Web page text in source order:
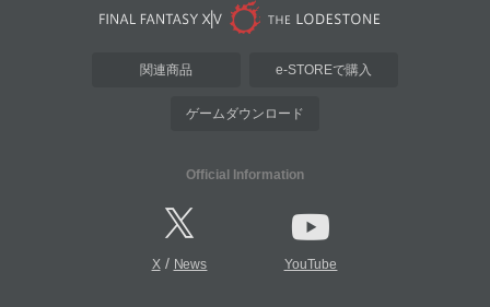
関連商品 e-STOREで購入
ゲームダウンロード
Official Information
X/ News YouTube